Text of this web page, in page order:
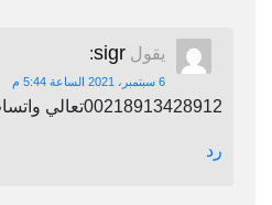
يقول sigr
:
6 سبتمبر، 2021 الساعة 5:44 م
00218913428912تعالي واتساب
رد